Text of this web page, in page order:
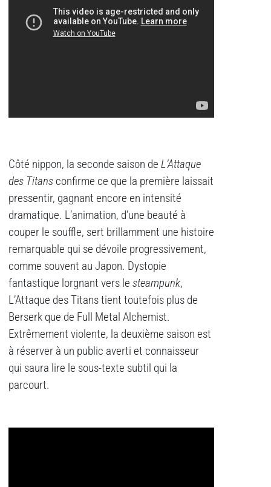
Côté nippon, la seconde saison de L’Attaque
des Titans confirme ce que la première laissait
pressentir, gagnant encore en intensité
dramatique. L’animation, d’une beauté à
couper le souffle, sert brillamment une histoire
remarquable qui se dévoile progressivement,
comme souvent au Japon. Dystopie
fantastique lorgnant vers le steampunk,
L’Attaque des Titans tient toutefois plus de
Berserk que de Full Metal Alchemist.
Extrêmement violente, la deuxième saison est
à réserver à un public averti et connaisseur
qui saura lire le sous-texte subtil qui la
parcourt.